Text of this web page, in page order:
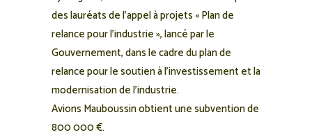
des lauréats de l’appel à projets « Plan de
relance pour l’industrie », lancé par le
Gouvernement, dans le cadre du plan de
relance pour le soutien à l’investissement et la
modernisation de l’industrie.
Avions Mauboussin obtient une subvention de
800 000 €.